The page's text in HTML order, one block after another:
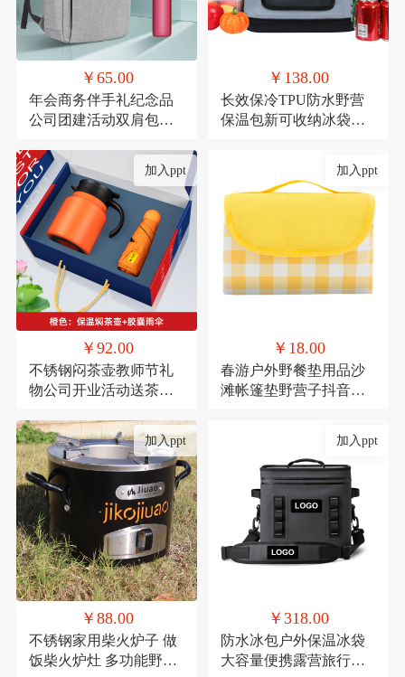
￥65.00
年会商务伴手礼纪念品
公司团建活动双肩包实
￥138.00
长效保冷TPU防水野营
保温包新可收纳冰袋冰
加入ppt
￥92.00
不锈钢闷茶壶教师节礼
物公司开业活动送茶具
加入ppt
￥18.00
春游户外野餐垫用品沙
滩帐篷垫野营子抖音网
加入ppt
￥88.00
不锈钢家用柴火炉子 做
饭柴火炉灶 多功能野餐
加入ppt
￥318.00
防水冰包户外保温冰袋
大容量便携露营旅行保